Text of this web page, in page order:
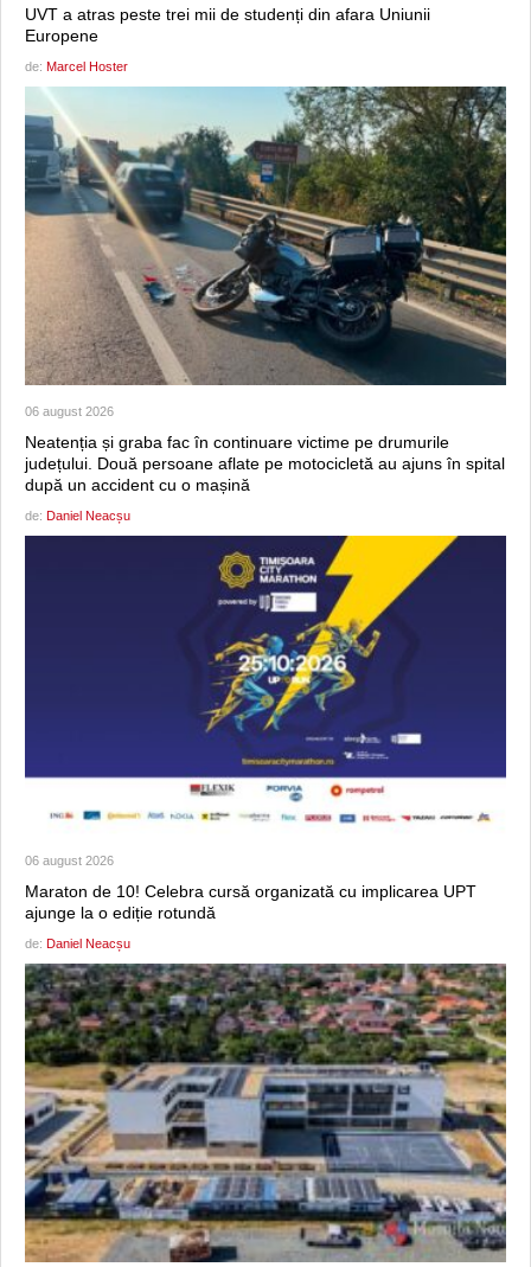
UVT a atras peste trei mii de studenți din afara Uniunii
Europene
de: Marcel Hoster
06 august 2026
Neatenția și graba fac în continuare victime pe drumurile
județului. Două persoane aflate pe motocicletă au ajuns în spital
după un accident cu o mașină
de: Daniel Neacșu
06 august 2026
Maraton de 10! Celebra cursă organizată cu implicarea UPT
ajunge la o ediție rotundă
de: Daniel Neacșu